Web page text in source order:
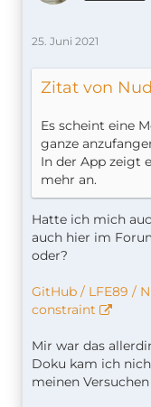
25. Juni 2021
Zitat von
Es scheint eine
ganze
In der App zeigt
mehr an.
Hatte ich mich
auch hier im
oder?
GitHub / LFE89 /
constraint
Mir war das
Doku kam ich
meinen